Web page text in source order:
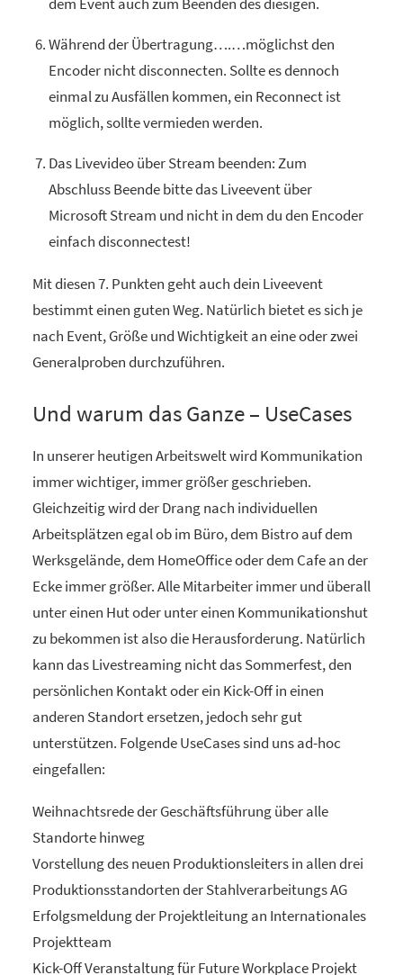
Während der Übertragung….…möglichst den
Encoder nicht disconnecten. Sollte es dennoch
einmal zu Ausfällen kommen, ein Reconnect ist
möglich, sollte vermieden werden.
Das Livevideo über Stream beenden: Zum
Abschluss Beende bitte das Liveevent über
Microsoft Stream und nicht in dem du den Encoder
einfach disconnectest!
Mit diesen 7. Punkten geht auch dein Liveevent
bestimmt einen guten Weg. Natürlich bietet es sich je
nach Event, Größe und Wichtigkeit an eine oder zwei
Generalproben durchzuführen.
Und warum das Ganze – UseCases
In unserer heutigen Arbeitswelt wird Kommunikation
immer wichtiger, immer größer geschrieben.
Gleichzeitig wird der Drang nach individuellen
Arbeitsplätzen egal ob im Büro, dem Bistro auf dem
Werksgelände, dem HomeOffice oder dem Cafe an der
Ecke immer größer. Alle Mitarbeiter immer und überall
unter einen Hut oder unter einen Kommunikationshut
zu bekommen ist also die Herausforderung. Natürlich
kann das Livestreaming nicht das Sommerfest, den
persönlichen Kontakt oder ein Kick-Off in einen
anderen Standort ersetzen, jedoch sehr gut
unterstützen. Folgende UseCases sind uns ad-hoc
eingefallen:
Weihnachtsrede der Geschäftsführung über alle
Standorte hinweg
Vorstellung des neuen Produktionsleiters in allen drei
Produktionsstandorten der Stahlverarbeitungs AG
Erfolgsmeldung der Projektleitung an Internationales
Projektteam
Kick-Off Veranstaltung für Future Workplace Projekt